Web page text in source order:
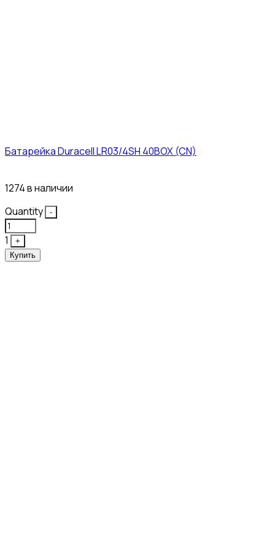
Батарейка Duracell LR03/4SH 40BOX (CN)
1274 в наличии
Quantity
-
1
+
Купить